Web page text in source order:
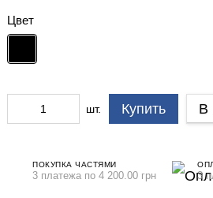
Цвет
шт. Купить В
ПОКУПКА ЧАСТЯМИ
3 платежа по 4 200.00 грн 3